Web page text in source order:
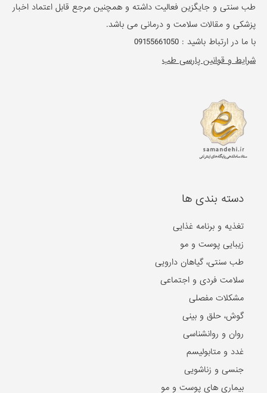
طب سنتی و جایگزین فعالیت داشته و همچنین مرجع قابل اعتماد اخبار
پزشکی و مقالات سلامت و درمانی می باشد.
با ما در ارتباط باشید :09155661050
شرایط و قوانین پارسی طب
دسته بندی ها
تغذیه و برنامه غذایی
زیبایی پوست و مو
طب سنتی، گیاهان دارویی
سلامت فردی و اجتماعی
مشکلات مفصلی
گوش، حلق و بینی
روان و روانشناسی
غدد و متابولیسم
جنسی و زناشویی
بیماری های پوست و مو